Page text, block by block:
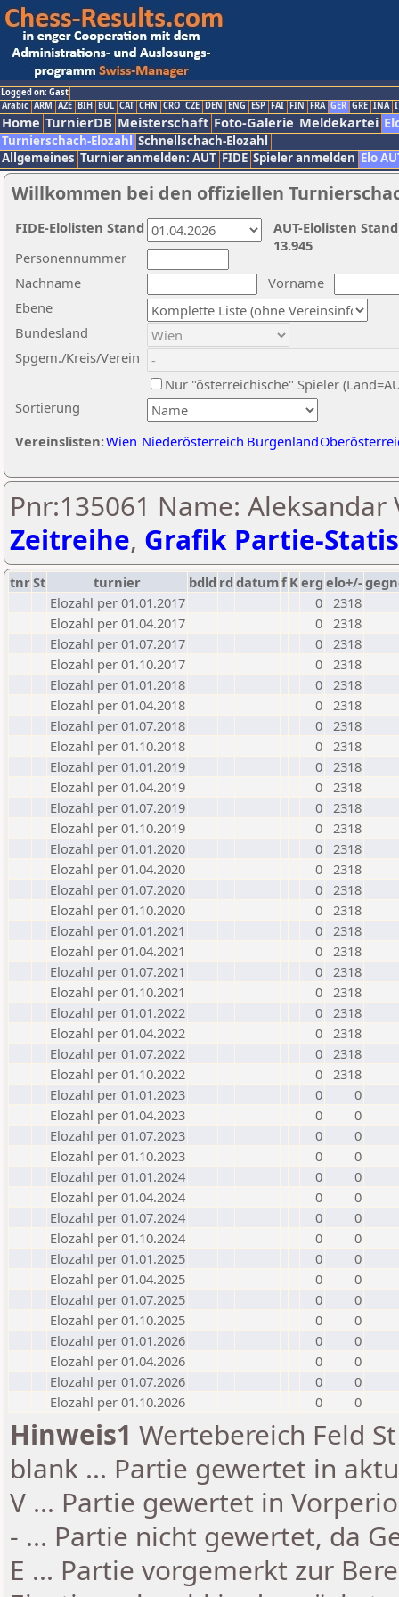
Logged on: Gast
Arabic ARM AZE BIH BUL CAT CHN CRO CZE DEN ENG ESP FAI FIN FRA GER GRE INA
Home TurnierDB Meisterschaft Foto-Galerie Meldekartei
Turnierschach-Elozahl Schnellschach-Elozahl
Allgemeines Turnier anmelden: AUT FIDE Spieler anmelden Elo
Willkommen bei den offiziellen
Nachname
Vorname
Ebene
Sortierung
Personennummer
Bundesland
Spgem./Kreis/Verein
Nur "österreichische" Spieler
Vereinslisten:Wien Niederösterreich Burgenland
AUT-Elolisten
13.945
FIDE-Elolisten Stand
Pnr:135061 Name: Aleksandar
Zeitreihe, Grafik Partie-
tnrSt turnier bdld rd datumf Kerg elo+/-
Elozahl per 01.01.2017
0 2318
Elozahl per 01.04.2017
0 2318
Elozahl per 01.07.2017
0 2318
Elozahl per 01.10.2017
0 2318
Elozahl per 01.01.2018
0 2318
Elozahl per 01.04.2018
0 2318
Elozahl per 01.07.2018
0 2318
Elozahl per 01.10.2018
0 2318
Elozahl per 01.01.2019
0 2318
Elozahl per 01.04.2019
0 2318
Elozahl per 01.07.2019
0 2318
Elozahl per 01.10.2019
0 2318
Elozahl per 01.01.2020
0 2318
Elozahl per 01.04.2020
0 2318
Elozahl per 01.07.2020
0 2318
Elozahl per 01.10.2020
0 2318
Elozahl per 01.01.2021
0 2318
Elozahl per 01.04.2021
0 2318
Elozahl per 01.07.2021
0 2318
Elozahl per 01.10.2021
0 2318
Elozahl per 01.01.2022
0 2318
Elozahl per 01.04.2022
0 2318
Elozahl per 01.07.2022
0 2318
Elozahl per 01.10.2022
0 2318
Elozahl per 01.01.2023
0
0
Elozahl per 01.04.2023
0
0
Elozahl per 01.07.2023
0
0
Elozahl per 01.10.2023
0
0
Elozahl per 01.01.2024
0
0
Elozahl per 01.04.2024
0
0
Elozahl per 01.07.2024
0
0
Elozahl per 01.10.2024
0
0
Elozahl per 01.01.2025
0
0
Elozahl per 01.04.2025
0
0
Elozahl per 01.07.2025
0
0
Elozahl per 01.10.2025
0
0
Elozahl per 01.01.2026
0
0
Elozahl per 01.04.2026
0
0
Elozahl per 01.07.2026
0
0
Elozahl per 01.10.2026
0 0
Hinweis1 Wertebereich Feld
blank ... Partie gewertet in
V ... Partie gewertet in
- ... Partie nicht gewertet, da
E ... Partie vorgemerkt zur